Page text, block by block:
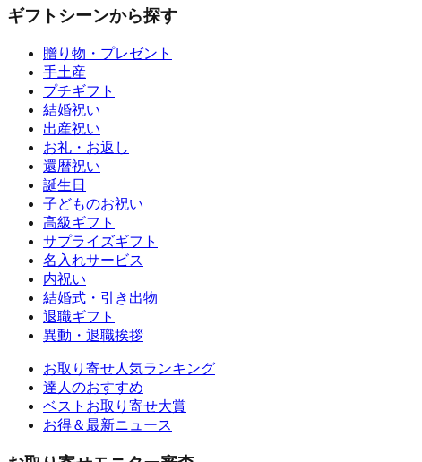
ギフトシーンから探す
贈り物・プレゼント
手土産
プチギフト
結婚祝い
出産祝い
お礼・お返し
還暦祝い
誕生日
子どものお祝い
高級ギフト
サプライズギフト
名入れサービス
内祝い
結婚式・引き出物
退職ギフト
異動・退職挨拶
お取り寄せ人気ランキング
達人のおすすめ
ベストお取り寄せ大賞
お得＆最新ニュース